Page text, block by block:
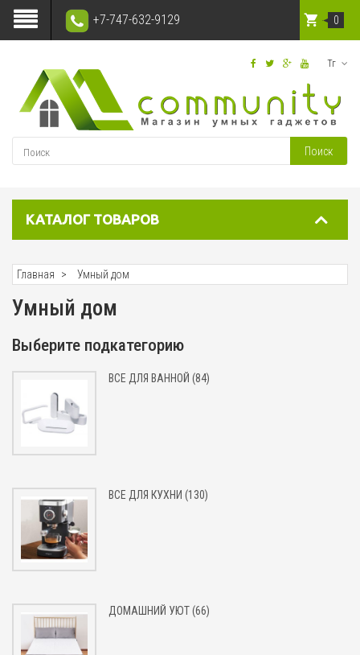
+7-747-632-9129
Тг
Поиск
0
КАТАЛОГ ТОВАРОВ
Главная Умный дом
Умный дом
Выберите подкатегорию
ВСЕ ДЛЯ ВАННОЙ (84)
ВСЕ ДЛЯ КУХНИ (130)
ДОМАШНИЙ УЮТ (66)